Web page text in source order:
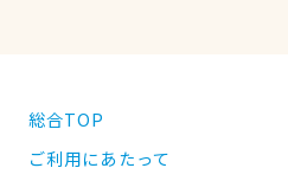
総合TOP
ご利用にあたって